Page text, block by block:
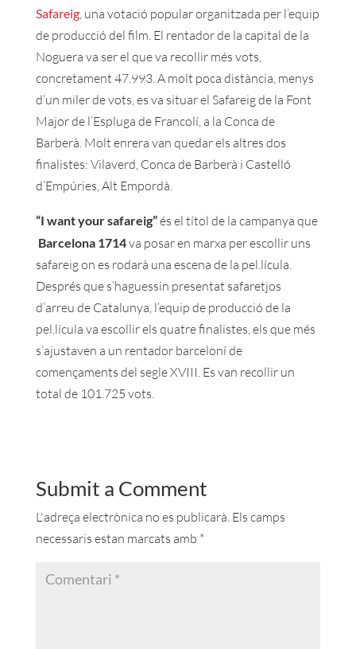
Safareig, una votació popular organitzada per l’equip
de producció del film. El rentador de la capital de la
Noguera va ser el que va recollir més vots,
concretament 47.993. A molt poca distància, menys
d’un miler de vots, es va situar el Safareig de la Font
Major de l’Espluga de Francolí, a la Conca de
Barberà. Molt enrera van quedar els altres dos
finalistes: Vilaverd, Conca de Barberà i Castelló
d’Empúries, Alt Empordà.
“I want your safareig”és el títol de la campanya que
Barcelona 1714va posar en marxa per escollir uns
safareig on es rodarà una escena de la pel.lícula.
Després que s’haguessin presentat safaretjos
d’arreu de Catalunya, l’equip de producció de la
pel.lícula va escollir els quatre finalistes, els que més
s’ajustaven a un rentador barceloní de
començaments del segle XVIII. Es van recollir un
total de 101.725 vots.
Submit a Comment
L'adreça electrònica no es publicarà. Els camps
necessaris estan marcats amb *